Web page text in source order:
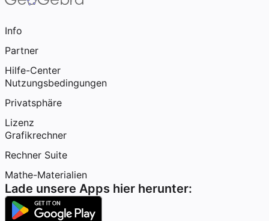
Info
Partner
Hilfe-Center
Nutzungsbedingungen
Privatsphäre
Lizenz
Grafikrechner
Rechner Suite
Mathe-Materialien
Lade unsere Apps hier herunter: